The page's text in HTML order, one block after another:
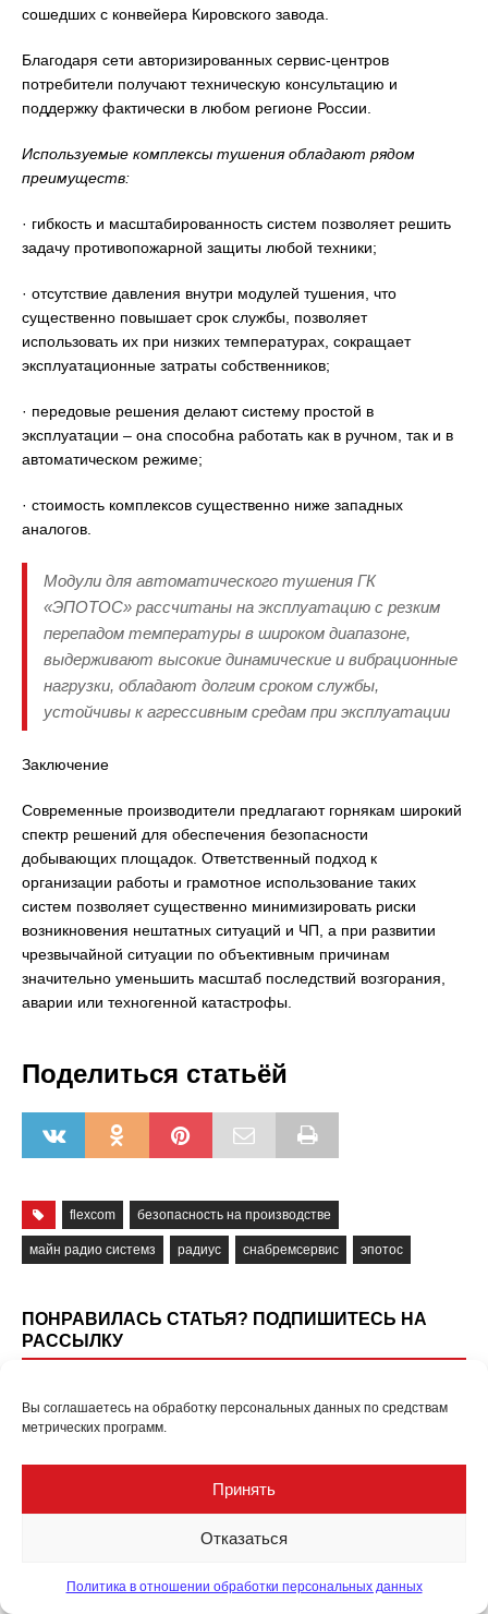
Вы соглашаетесь на обработку персональных данных по средствам
метрических программ.
Принять
Отказаться
Политика в отношении обработки персональных данных
сошедших с конвейера Кировского завода.
Благодаря сети авторизированных сервис-центров
потребители получают техническую консультацию и
поддержку фактически в любом регионе России.
Используемые комплексы тушения обладают рядом
преимуществ:
· гибкость и масштабированность систем позволяет решить
задачу противопожарной защиты любой техники;
· отсутствие давления внутри модулей тушения, что
существенно повышает срок службы, позволяет
использовать их при низких температурах, сокращает
эксплуатационные затраты собственников;
· передовые решения делают систему простой в
эксплуатации – она способна работать как в ручном, так и в
автоматическом режиме;
· стоимость комплексов существенно ниже западных
аналогов.
Модули для автоматического тушения ГК
«ЭПОТОС» рассчитаны на эксплуатацию с резким
перепадом температуры в широком диапазоне,
выдерживают высокие динамические и вибрационные
нагрузки, обладают долгим сроком службы,
устойчивы к агрессивным средам при эксплуатации
Заключение
Современные производители предлагают горнякам широкий
спектр решений для обеспечения безопасности
добывающих площадок. Ответственный подход к
организации работы и грамотное использование таких
систем позволяет существенно минимизировать риски
возникновения нештатных ситуаций и ЧП, а при развитии
чрезвычайной ситуации по объективным причинам
значительно уменьшить масштаб последствий возгорания,
аварии или техногенной катастрофы.
Поделиться статьёй
flexcom безопасность на производстве
майн радио системз радиус снабремсервис эпотос
ПОНРАВИЛАСЬ СТАТЬЯ? ПОДПИШИТЕСЬ НА
РАССЫЛКУ
Я даю согласие на
получение рекламных
материалов